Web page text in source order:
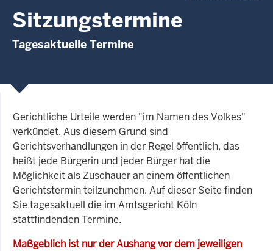
Sitzungstermine
Tagesaktuelle Termine
Gerichtliche Urteile werden "im Namen des Volkes"
verkündet. Aus diesem Grund sind
Gerichtsverhandlungen in der Regel öffentlich, das
heißt jede Bürgerin und jeder Bürger hat die
Möglichkeit als Zuschauer an einem öffentlichen
Gerichtstermin teilzunehmen. Auf dieser Seite finden
Sie tagesaktuell die im Amtsgericht Köln
stattfindenden Termine.
Maßgeblich ist nur der Aushang vor dem jeweiligen